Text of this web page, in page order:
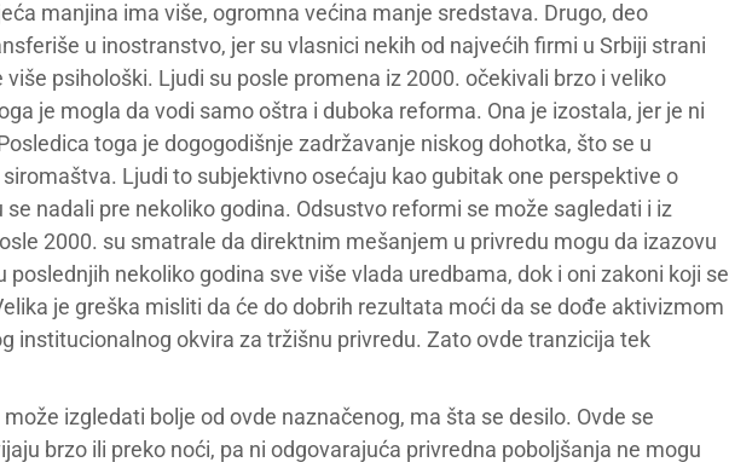
manjina ima više, ogromna većina manje sredstava. Drugo, deo
u inostranstvo, jer su vlasnici nekih od najvećih firmi u Srbiji strani
psihološki. Ljudi su posle promena iz 2000. očekivali brzo i veliko
je mogla da vodi samo oštra i duboka reforma. Ona je izostala, jer je ni
toga je dogogodišnje zadržavanje niskog dohotka, što se u
Ljudi to subjektivno osećaju kao gubitak one perspektive o
nadali pre nekoliko godina. Odsustvo reformi se može sagledati i iz
2000. su smatrale da direktnim mešanjem u privredu mogu da izazovu
nekoliko godina sve više vlada uredbama, dok i oni zakoni koji se
je greška misliti da će do dobrih rezultata moći da se dođe aktivizmom
institucionalnog okvira za tržišnu privredu. Zato ovde tranzicija tek
izgledati bolje od ovde naznačenog, ma šta se desilo. Ovde se
brzo ili preko noći, pa ni odgovarajuća privredna poboljšanja ne mogu